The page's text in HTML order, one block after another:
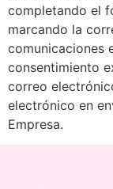
completando el
marcando la
comunicaciones
consentimiento
correo
electrónico en
Empresa.